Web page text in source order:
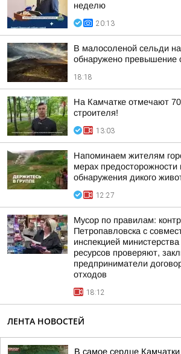
неделю
20:13
В малосоленой сельди
обнаружено превышение
18:18
На Камчатке отмечают
строителя!
13:03
Напоминаем жителям
мерах предосторожности
обнаружения дикого
12:27
Мусор по правилам:
Петропавловска с
инспекцией
ресурсов проверяют,
предприниматели
отходов
18:12
ЛЕНТА НОВОСТЕЙ
В самое сердце